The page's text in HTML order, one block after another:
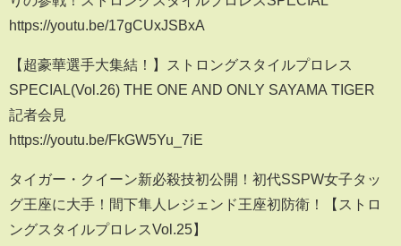
https://youtu.be/17gCUxJSBxA
【超豪華選手大集結！】ストロングスタイルプロレス
SPECIAL(Vol.26) THE ONE AND ONLY SAYAMA TIGER
記者会見
https://youtu.be/FkGW5Yu_7iE
タイガー・クイーン新必殺技初公開！初代SSPW女子タッ
グ王座に大手！間下隼人レジェンド王座初防衛！【ストロ
ングスタイルプロレスVol.25】